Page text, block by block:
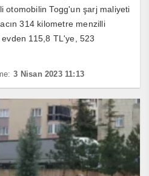
otomobilin Togg'un şarj maliyeti
314 kilometre menzilli
115,8 TL'ye, 523
3 Nisan 2023 11:13